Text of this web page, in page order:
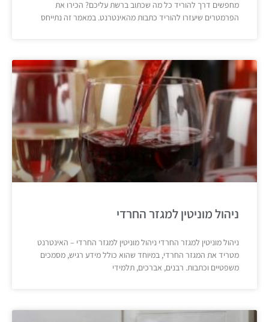
מחפשים דרך להוריד כל מה שכתוב ברשת עליכם? הכירו את
הפרמטרים שיעזרו להוריד כתבות מהאינטרנט. במאמר זה נתייחס
ניהול מוניטין למגזר החרדי
ניהול מוניטין למגזר החרדי ניהול מוניטין למגזר החרדי – האינטרנט
מטריד את המגזר החרדי, במיוחד שהוא כולל מידע רגיש, מסמכים
משפטיים וכתבות. רבנים, אברכים, תלמידי